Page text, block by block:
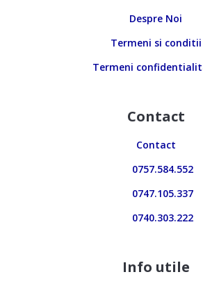
Despre Noi
Termeni si conditii
Termeni
Contact
Contact
0757.584.552
0747.105.337
0740.303.222
Info utile